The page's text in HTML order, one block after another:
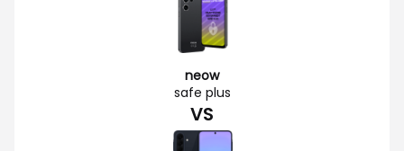
neow
safe plus
VS